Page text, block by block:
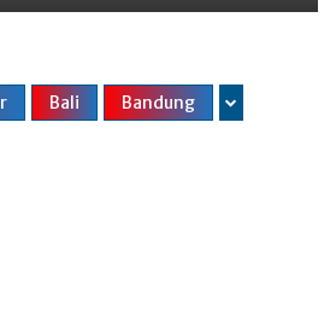
Bali Bandung